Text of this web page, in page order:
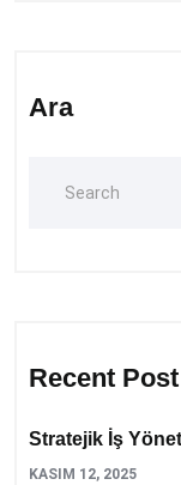
Ara
Recent Post
Stratejik İş
KASIM 12, 2025